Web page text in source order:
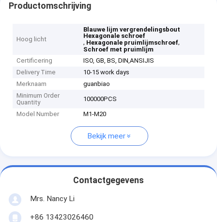
Productomschrijving
Hoog licht
Blauwe lijm vergrendelingsbout
Hexagonale schroef
, Hexagonale pruimlijmschroef,
Schroef met pruimlijm
Certificering
ISO, GB, BS, DIN,ANSIJIS
Delivery Time
10-15 work days
Merknaam
guanbiao
Minimum Order
Quantity
100000PCS
Model Number M1-M20
Bekijk meer
Contactgegevens
Mrs. Nancy Li
+86 13423026460